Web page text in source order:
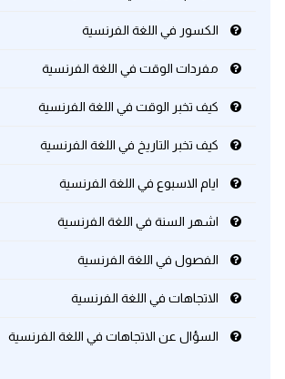
الكسور في اللغة الفرنسية
مفردات الوقت في اللغة الفرنسية
كيف تخبر الوقت في اللغة الفرنسية
كيف تخبر التاريخ في اللغة الفرنسية
ايام الاسبوع في اللغة الفرنسية
اشهر السنة في اللغة الفرنسية
الفصول في اللغة الفرنسية
الاتجاهات في اللغة الفرنسية
السؤال عن الاتجاهات في اللغة الفرنسية